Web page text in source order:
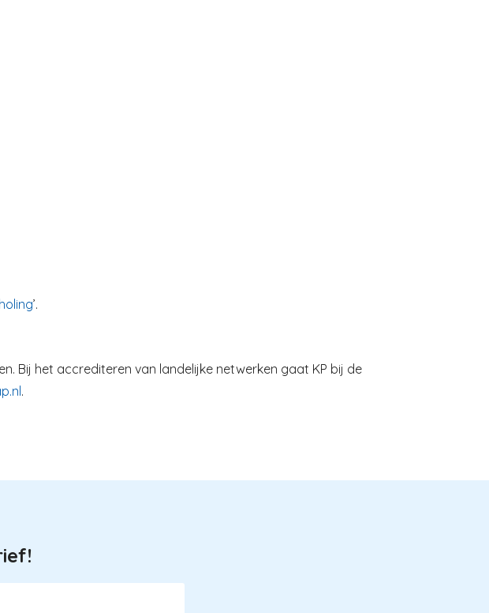
’.
Bij het accrediteren van landelijke netwerken gaat KP bij de
.